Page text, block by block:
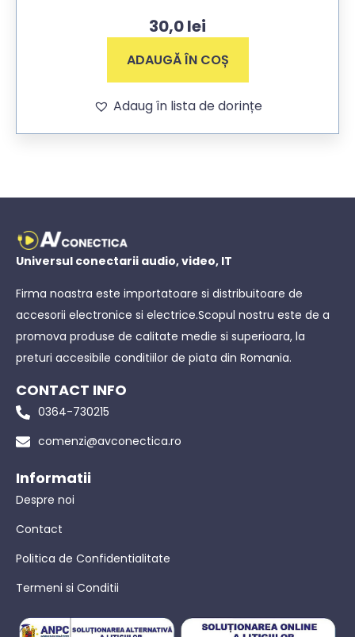
30,0lei
ADAUGĂ ÎN COȘ
Adaug în lista de dorințe
Universul conectarii audio, video, IT
Firma noastra este importatoare si distribuitoare de
accesorii electronice si electrice.Scopul nostru este de a
promova produse de calitate medie si superioara, la
preturi accesibile conditiilor de piata din Romania.
CONTACT INFO
0364-730215
comenzi@avconectica.ro
Informatii
Despre noi
Contact
Politica de Confidentialitate
Termeni si Conditii